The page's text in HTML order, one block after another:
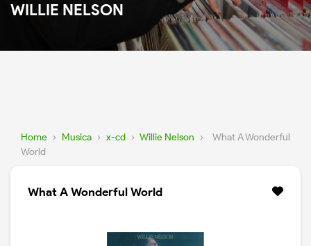
WILLIE NELSON
Home › Musica › x-cd › Willie Nelson ›
What A Wonderful
World
What A Wonderful World